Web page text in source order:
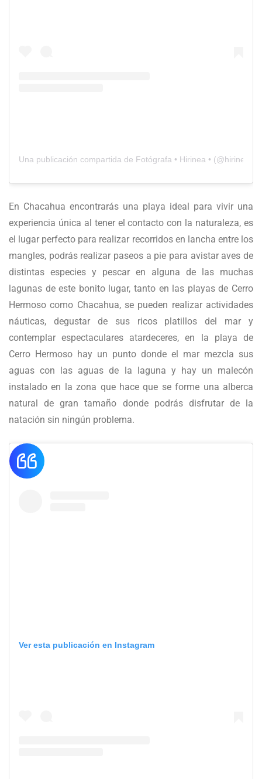
Una publicación compartida de Fotógrafa • Hirinea •
En Chacahua encontrarás una playa ideal para vivir una
experiencia única al tener el contacto con la naturaleza, es
el lugar perfecto para realizar recorridos en lancha entre los
mangles, podrás realizar paseos a pie para avistar aves de
distintas especies y pescar en alguna de las muchas
lagunas de este bonito lugar, tanto en las playas de Cerro
Hermoso como Chacahua, se pueden realizar actividades
náuticas, degustar de sus ricos platillos del mar y
contemplar espectaculares atardeceres, en la playa de
Cerro Hermoso hay un punto donde el mar mezcla sus
aguas con las aguas de la laguna y hay un malecón
instalado en la zona que hace que se forme una alberca
natural de gran tamaño donde podrás disfrutar de la
natación sin ningún problema.
Ver esta publicación en Instagram